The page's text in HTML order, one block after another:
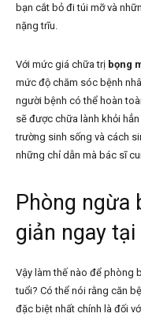
bạn cắt bỏ đi túi mỡ và
nặng trĩu.
Với mức giá chữa trị bọng
mức độ chăm sóc bệnh
người bệnh có thể hoàn
sẽ được chữa lành khỏi
trường sinh sống và cách
những chỉ dẫn mà bác sĩ
Phòng ngừa
giản ngay tại
Vậy làm thế nào để phòng
tuổi? Có thể nói rằng căn
đặc biệt nhất chính là đối